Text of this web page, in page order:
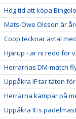
Hög tid att köpa
Mats-Owe Olsson är
Coop tecknar avtal
Hjärup - är ni redo för
Herrarnas DM-match
Uppåkra IF tar täten
Herrarna kämpar på
Uppåkra IF:s